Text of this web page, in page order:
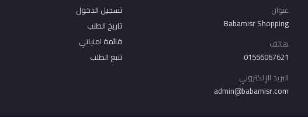
عنوان
Babamisr Shopping
هاتف
01556067621
البريد الإلكتروني
admin@babamisr.com
تسجيل الدخول
تاريخ الطلب
قائمة امنياتي
تتبع الطلب